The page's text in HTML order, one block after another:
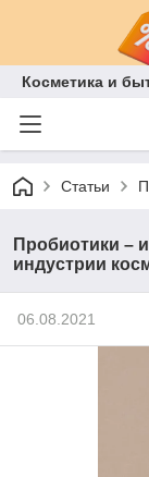
Косметика и
Статьи
Пробиотики –
индустрии
06.08.2021